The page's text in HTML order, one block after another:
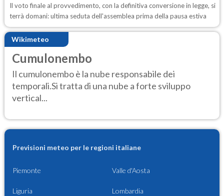
Il voto finale al provvedimento, con la definitiva conversione in legge, si
terrà domani: ultima seduta dell'assemblea prima della pausa estiva
Wikimeteo
Cumulonembo
Il cumulonembo è la nube responsabile dei
temporali.Si tratta di una nube a forte sviluppo
vertical...
Previsioni meteo per le regioni italiane
Piemonte Valle d'Aosta
Liguria Lombardia